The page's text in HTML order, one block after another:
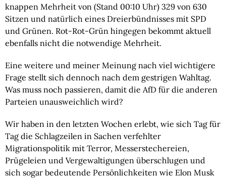
knappen Mehrheit von (Stand 00:10 Uhr) 329 von 630
Sitzen und natürlich eines Dreierbündnisses mit SPD
und Grünen. Rot-Rot-Grün hingegen bekommt aktuell
ebenfalls nicht die notwendige Mehrheit.
Eine weitere und meiner Meinung nach viel wichtigere
Frage stellt sich dennoch nach dem gestrigen Wahltag.
Was muss noch passieren, damit die AfD für die anderen
Parteien unausweichlich wird?
Wir haben in den letzten Wochen erlebt, wie sich Tag für
Tag die Schlagzeilen in Sachen verfehlter
Migrationspolitik mit Terror, Messerstechereien,
Prügeleien und Vergewaltigungen überschlugen und
sich sogar bedeutende Persönlichkeiten wie Elon Musk